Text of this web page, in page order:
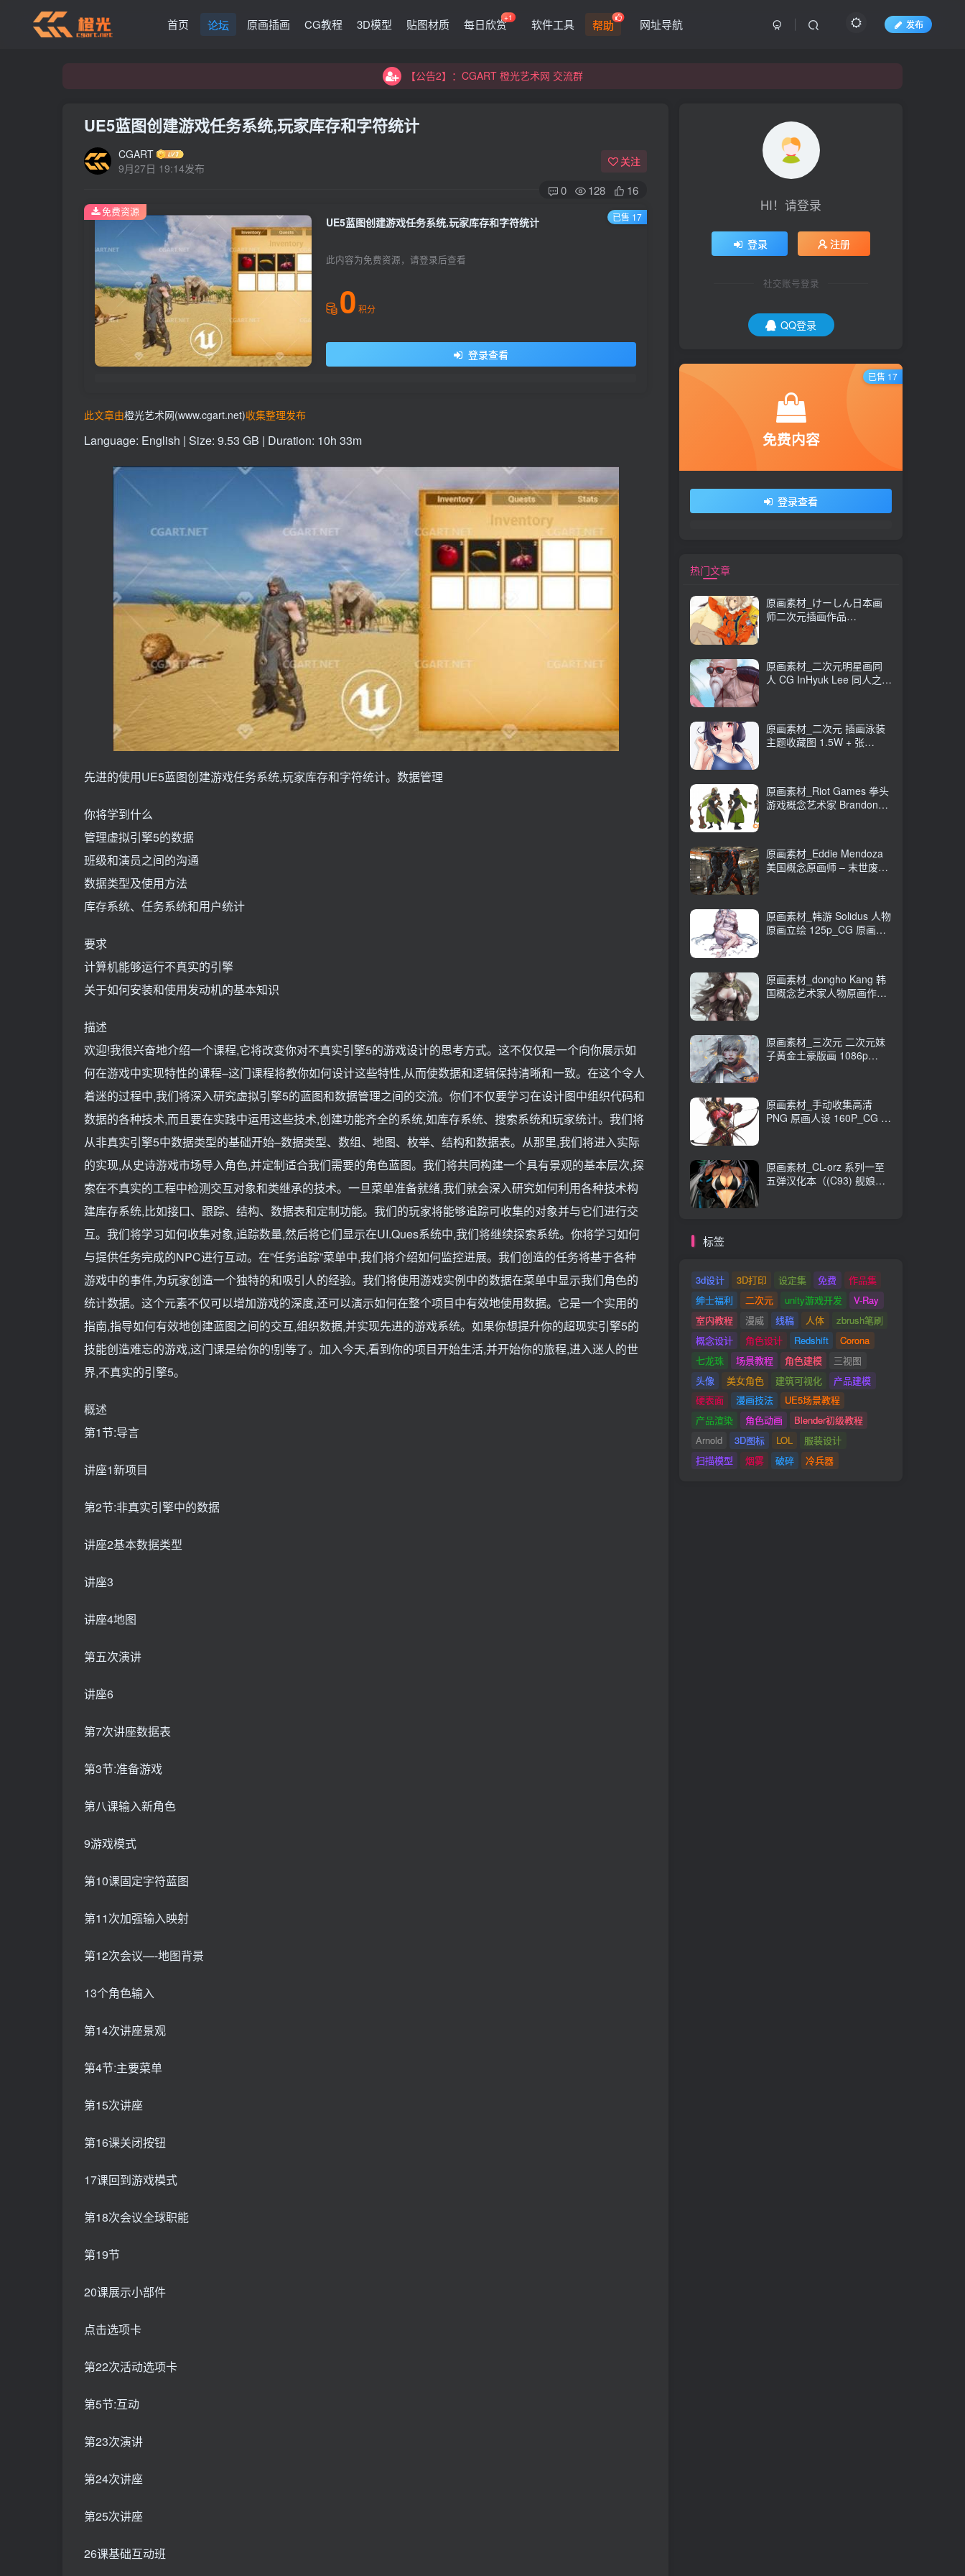
首页 论坛 原画插画 CG教程 3D模型 贴图材质 每日欣赏+1 软件工具 帮助 网址导航 发布
【公告2】：CGART 橙光艺术网 交流群
【公告2】：CGART 橙光艺术网 交流群
UE5蓝图创建游戏任务系统,玩家库存和字符统计
CGART
9月27日 19:14发布
关注
0 128 16
UE5蓝图创建游戏任务系统,玩家库存和字符统计
此内容为免费资源，请登录后查看
0 积分
登录查看
免费资源 已售 17
此文章由橙光艺术网(www.cgart.net)收集整理发布
Language: English | Size: 9.53 GB | Duration: 10h 33m
先进的使用UE5蓝图创建游戏任务系统,玩家库存和字符统计。数据管理
你将学到什么
管理虚拟引擎5的数据
班级和演员之间的沟通
数据类型及使用方法
库存系统、任务系统和用户统计
要求
计算机能够运行不真实的引擎
关于如何安装和使用发动机的基本知识
描述
欢迎!我很兴奋地介绍一个课程,它将改变你对不真实引擎5的游戏设计的思考方式。这不仅仅是一个向你展示如
何在游戏中实现特性的课程–这门课程将教你如何设计这些特性,从而使数据和逻辑保持清晰和一致。在这个令人
着迷的过程中,我们将深入研究虚拟引擎5的蓝图和数据管理之间的交流。你们不仅要学习在设计图中组织代码和
数据的各种技术,而且要在实践中运用这些技术,创建功能齐全的系统,如库存系统、搜索系统和玩家统计。我们将
从非真实引擎5中数据类型的基础开始–数据类型、数组、地图、枚举、结构和数据表。从那里,我们将进入实际
的实现,从史诗游戏市场导入角色,并定制适合我们需要的角色蓝图。我们将共同构建一个具有景观的基本层次,探
索在不真实的工程中检测交互对象和类继承的技术。一旦菜单准备就绪,我们就会深入研究如何利用各种技术构
建库存系统,比如接口、跟踪、结构、数据表和定制功能。我们的玩家将能够追踪可收集的对象并与它们进行交
互。我们将学习如何收集对象,追踪数量,然后将它们显示在UI.Ques系统中,我们将继续探索系统。你将学习如何
与提供任务完成的NPC进行互动。在”任务追踪”菜单中,我们将介绍如何监控进展。我们创造的任务将基于各种
游戏中的事件,为玩家创造一个独特的和吸引人的经验。我们将使用游戏实例中的数据在菜单中显示我们角色的
统计数据。这个元素不仅可以增加游戏的深度,还可以演示如何在整个项目中有效地使用数据。它是一个实用的
指南,指导如何有效地创建蓝图之间的交互,组织数据,并实现先进的游戏系统。如果你想提升你的超现实引擎5的
技能创造难忘的游戏,这门课是给你的!别等了。加入今天,看到你的项目开始生活,并开始你的旅程,进入迷人的世
界,不真实的引擎5。
概述
第1节:导言
讲座1新项目
第2节:非真实引擎中的数据
讲座2基本数据类型
讲座3
讲座4地图
第五次演讲
讲座6
第7次讲座数据表
第3节:准备游戏
第八课输入新角色
9游戏模式
第10课固定字符蓝图
第11次加强输入映射
第12次会议—-地图背景
13个角色输入
第14次讲座景观
第4节:主要菜单
第15次讲座
第16课关闭按钮
17课回到游戏模式
第18次会议全球职能
第19节
20课展示小部件
点击选项卡
第22次活动选项卡
第5节:互动
第23次演讲
第24次讲座
第25次讲座
26课基础互动班
HI！请登录
登录 注册
社交账号登录
QQ登录
免费内容
登录查看
已售 17
热门文章
原画素材_けーしん日本画
师二次元插画作品
原画素材_二次元明星画同
人 CG InHyuk Lee 同人之神
原画素材_二次元 插画泳装
主题收藏图 1.5W + 张
原画素材_Riot Games 拳头
游戏概念艺术家 Brandon
原画素材_Eddie Mendoza
美国概念原画师 – 末世废土
原画素材_韩游 Solidus 人物
原画立绘 125p_CG 原画资
原画素材_dongho Kang 韩
国概念艺术家人物原画作品
原画素材_三次元 二次元妹
子黄金土豪版画 1086p
原画素材_手动收集高清
PNG 原画人设 160P_CG 原
原画素材_CL-orz 系列一至
五弹汉化本（(C93) 舰娘
标签
3d设计 3D打印 设定集 免费
作品集
绅士福利
二次元 unity游戏开发
V-Ray
室内教程
漫威 线稿 人体
zbrush笔刷
概念设计
角色设计 Redshift
Corona
七龙珠
场景教程 角色建模
三视图
头像
美女角色 建筑可视化
产品建模
硬表面
漫画技法
UE5场景教程
产品渲染
角色动画
Blender初级教程
Arnold
3D图标 LOL
服装设计
扫描模型
烟雾 破碎 冷兵器
登录
QQ登录